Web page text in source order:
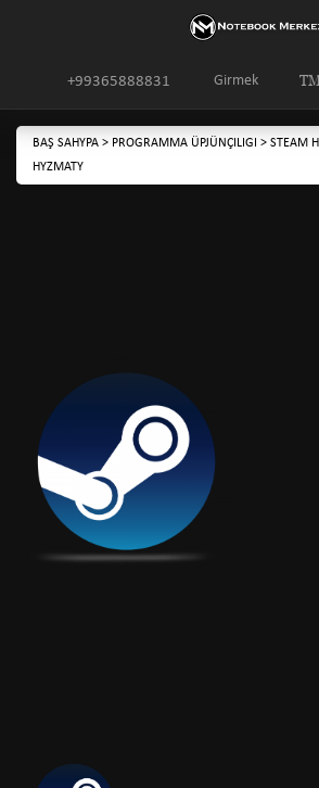
Girmek
+99365888831
BAŞ SAHYPA > PROGRAMMA ÜPJÜNÇILIGI > STEAM
HYZMATY